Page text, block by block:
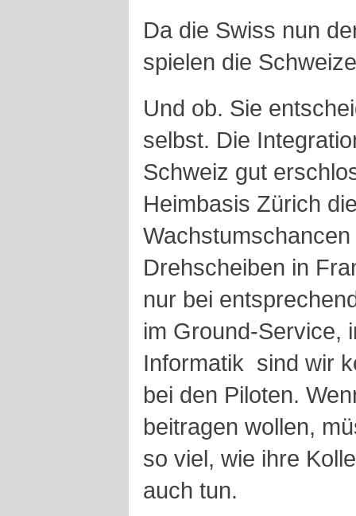
Da die Swiss nun
spielen die
Und ob. Sie
selbst. Die
Schweiz gut
Heimbasis Zürich
Drehscheiben in
nur bei
im Ground-Service,
Informatik ­ sind wir
bei den Piloten.
beitragen wollen,
so viel, wie ihre
auch tun.